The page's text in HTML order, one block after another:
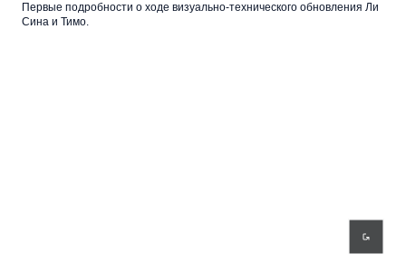
Первые подробности о ходе визуально-технического обновления Ли
Сина и Тимо.